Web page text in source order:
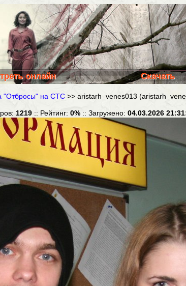
онлайн Скачать
"Отбросы" на СТС >> aristarh_venes013
1219 :: Рейтинг: 0% :: Загружено: 04.03.2026